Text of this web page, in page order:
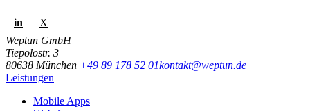
in
X
Weptun GmbH
Tiepolostr. 3
80638 München +49 89 178 52 01kontakt@weptun.de
Leistungen
Mobile Apps